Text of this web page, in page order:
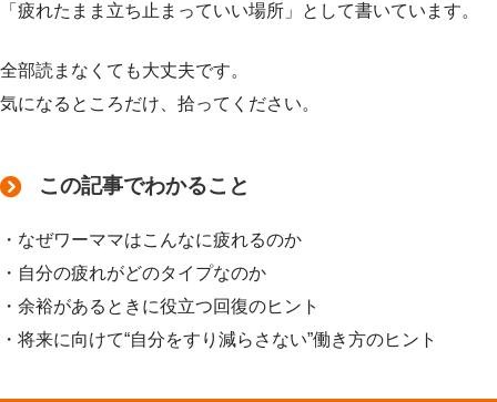
「疲れたまま立ち止まっていい場所」として書いています。
全部読まなくても大丈夫です。
気になるところだけ、拾ってください。
この記事でわかること
・なぜワーママはこんなに疲れるのか
・自分の疲れがどのタイプなのか
・余裕があるときに役立つ回復のヒント
・将来に向けて“自分をすり減らさない”働き方のヒント